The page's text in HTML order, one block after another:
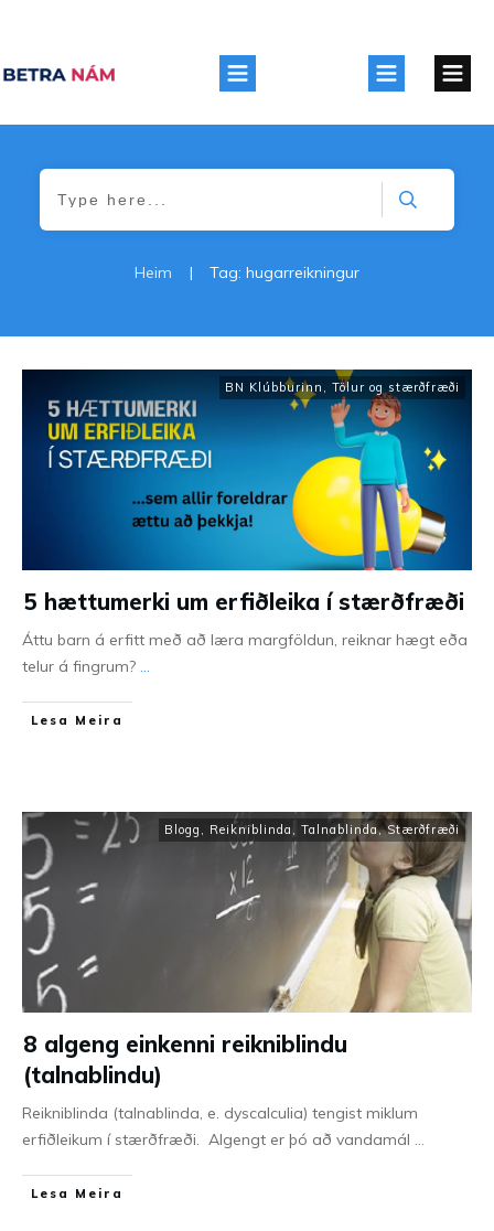
Heim | Tag: hugarreikningur
BN Klúbburinn Tölur og stærðfræði
5 hættumerki um erfiðleika í stærðfræði
Áttu barn á erfitt með að læra margföldun, reiknar hægt eða
telur á fingrum? ...
Lesa Meira
Blogg Reikniblinda, Talnablinda,Stærðfræði
8 algeng einkenni reikniblindu
(talnablindu)
Reikniblinda (talnablinda, e. dyscalculia) tengist miklum
erfiðleikum í stærðfræði. Algengt er þó að vandamál ...
Lesa Meira